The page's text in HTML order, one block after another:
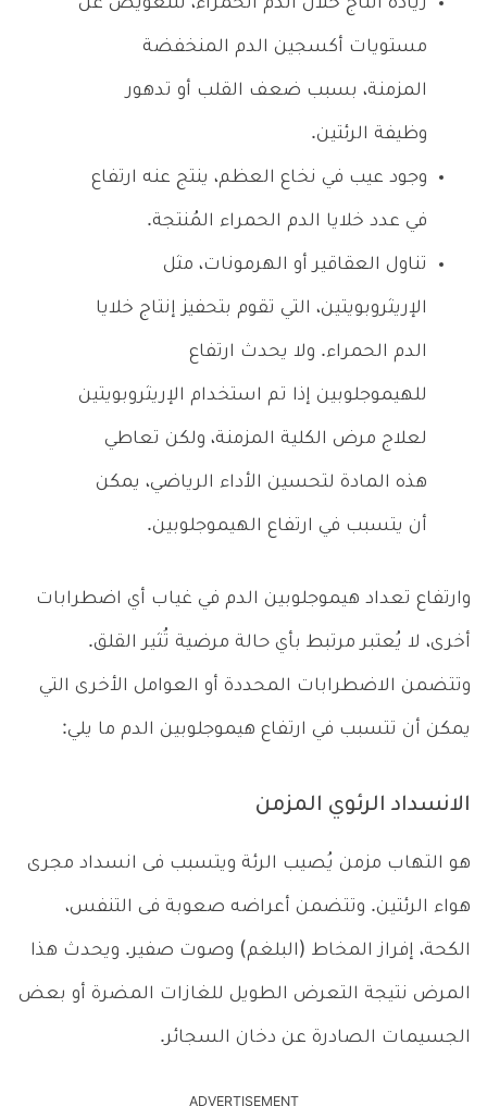
مستويات أكسجين الدم المنخفضة
المزمنة، بسبب ضعف القلب أو تدهور
وظيفة الرئتين.
وجود عيب في نخاع العظم، ينتج عنه ارتفاع
في عدد خلايا الدم الحمراء المُنتجة.
تناول العقاقير أو الهرمونات، مثل
الإريثروبويتين، التي تقوم بتحفيز إنتاج خلايا
الدم الحمراء. ولا يحدث ارتفاع
للهيموجلوبين إذا تم استخدام الإريثروبويتين
لعلاج مرض الكلية المزمنة، ولكن تعاطي
هذه المادة لتحسين الأداء الرياضي، يمكن
أن يتسبب في ارتفاع الهيموجلوبين.
وارتفاع تعداد هيموجلوبين الدم في غياب أي اضطرابات
أخرى، لا يُعتبر مرتبط بأي حالة مرضية تُثير القلق.
وتتضمن الاضطرابات المحددة أو العوامل الأخرى التي
يمكن أن تتسبب في ارتفاع هيموجلوبين الدم ما يلي:
الانسداد الرئوي المزمن
هو التهاب مزمن يُصيب الرئة ويتسبب فى انسداد مجرى
هواء الرئتين. وتتضمن أعراضه صعوبة فى التنفس،
الكحة، إفراز المخاط (البلغم) وصوت صفير. ويحدث هذا
المرض نتيجة التعرض الطويل للغازات المضرة أو بعض
الجسيمات الصادرة عن دخان السجائر.
ADVERTISEMENT